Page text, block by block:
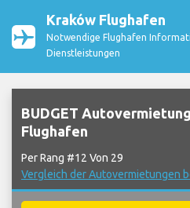
Kraków Flughafen
Notwendige Flughafen
Dienstleistungen
BUDGET
Flughafen
Per Rang #12 Von 29
Vergleich der Autovermietungen